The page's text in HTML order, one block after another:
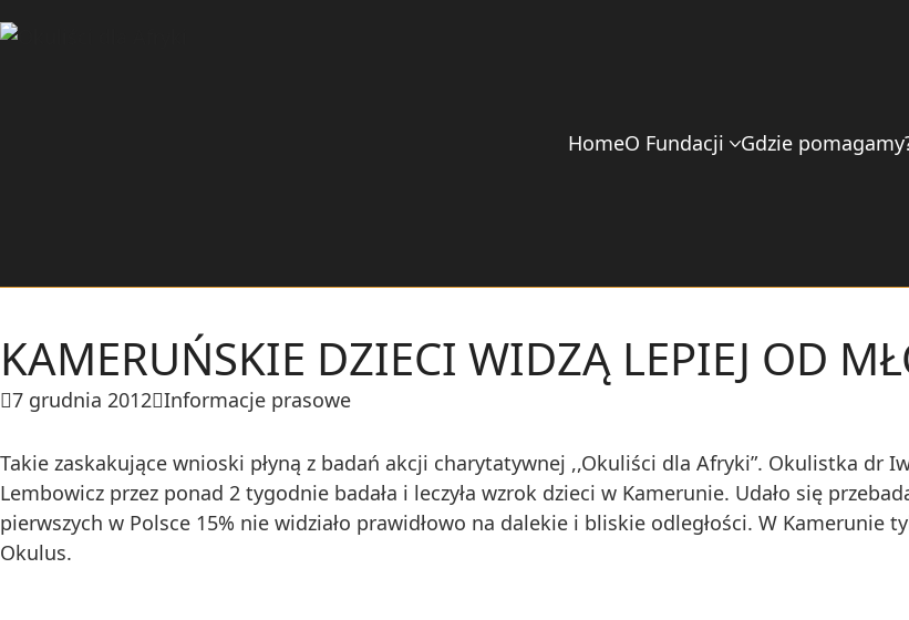
HomeO Fundacji Gdzie
KAMERUŃSKIE DZIECI WIDZĄ LEPIEJ OD
7 grudnia 2012 Informacje prasowe
Takie zaskakujące wnioski płyną z badań akcji charytatywnej ,,Okuliści dla Afryki”. Okulistka dr
Lembowicz przez ponad 2 tygodnie badała i leczyła wzrok dzieci w Kamerunie. Udało się
pierwszych w Polsce 15% nie widziało prawidłowo na dalekie i bliskie odległości. W
Okulus.